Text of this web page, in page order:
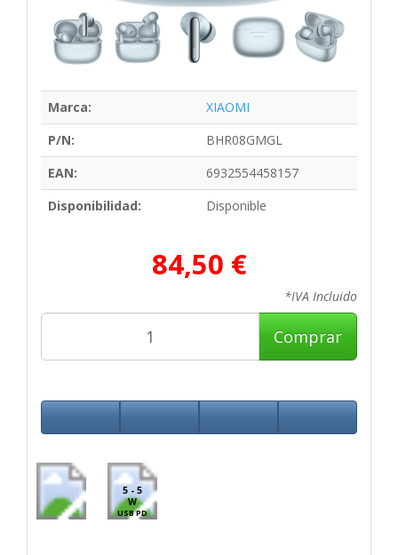
Marca:
XIAOMI
P/N:
BHR08GMGL
EAN:
6932554458157
Disponibilidad:
Disponible
84,50 €
*IVA Incluido
Comprar
5 - 5
W
USB PD